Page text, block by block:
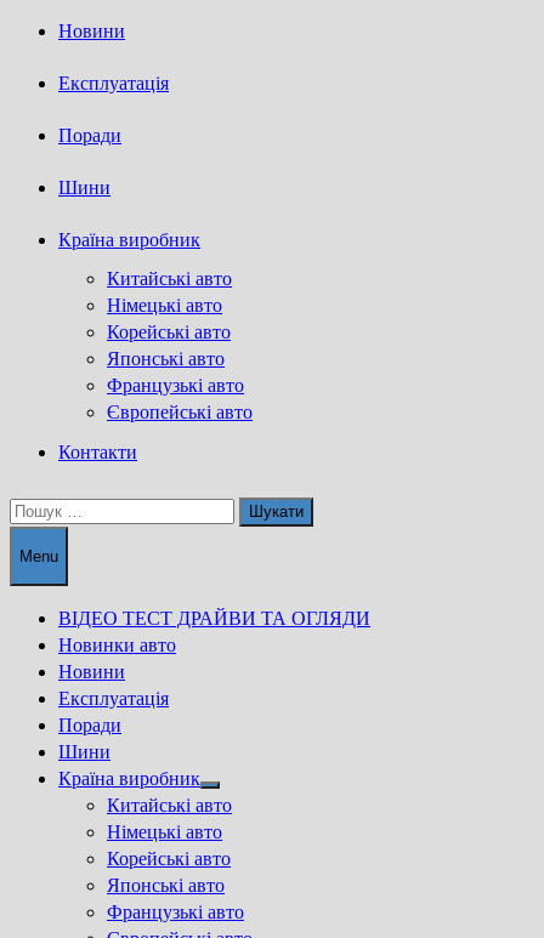
Новини
Експлуатація
Поради
Шини
Країна виробник
Китайські авто
Німецькі авто
Корейські авто
Японські авто
Французькі авто
Європейські авто
Контакти
Пошук:
Menu
ВІДЕО ТЕСТ ДРАЙВИ ТА ОГЛЯДИ
Новинки авто
Новини
Експлуатація
Поради
Шини
Країна виробник
Show
sub
menu
Китайські авто
Німецькі авто
Корейські авто
Японські авто
Французькі авто